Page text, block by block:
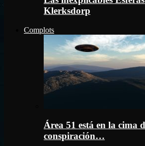
Klerksdorp
Complots
Área 51 está en la cima
conspiración…